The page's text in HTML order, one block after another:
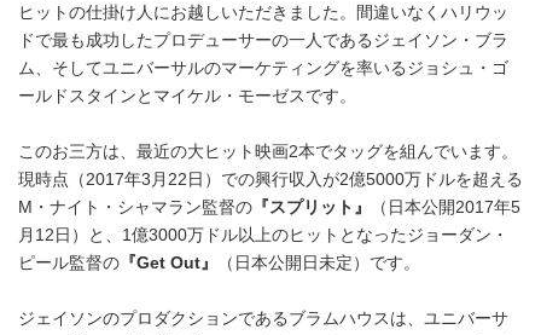
ヒットの仕掛け人にお越しいただきました。間違いなくハリウッ
ドで最も成功したプロデューサーの一人であるジェイソン・ブラ
ム、そしてユニバーサルのマーケティングを率いるジョシュ・ゴ
ールドスタインとマイケル・モーゼスです。
このお三方は、最近の大ヒット映画2本でタッグを組んでいます。
現時点（2017年3月22日）での興行収入が2億5000万ドルを超える
M・ナイト・シャマラン監督の 『スプリット』
（日本公開2017年5
月12日）と、1億3000万ドル以上のヒットとなったジョーダン・
ピール監督の 『Get Out』 （日本公開日未定）です。
ジェイソンのプロダクションであるブラムハウスは、ユニバーサ